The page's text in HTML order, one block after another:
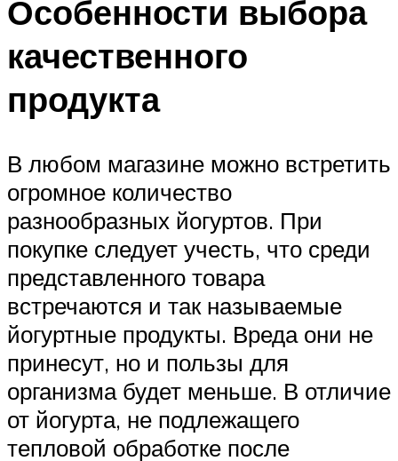
Особенности выбора
качественного
продукта
В любом магазине можно встретить
огромное количество
разнообразных йогуртов. При
покупке следует учесть, что среди
представленного товара
встречаются и так называемые
йогуртные продукты. Вреда они не
принесут, но и пользы для
организма будет меньше. В отличие
от йогурта, не подлежащего
тепловой обработке после